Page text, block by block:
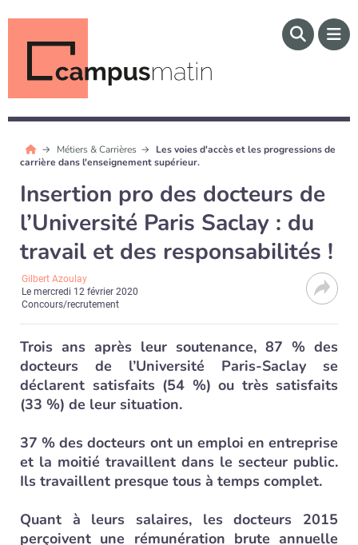
Métiers & Carrières
Les voies d'accès et les progressions de
carrière dans l'enseignement supérieur.
Insertion pro des docteurs de
l’Université Paris Saclay : du
travail et des responsabilités !
Gilbert Azoulay
Lemercredi 12 février 2020
Concours/recrutement
Trois ans après leur soutenance, 87 % des
docteurs de l’Université Paris-Saclay se
déclarent satisfaits (54 %) ou très satisfaits
(33 %) de leur situation.
37 % des docteurs ont un emploi en entreprise
et la moitié travaillent dans le secteur public.
Ils travaillent presque tous à temps complet.
Quant à leurs salaires, les docteurs 2015
perçoivent une rémunération brute annuelle